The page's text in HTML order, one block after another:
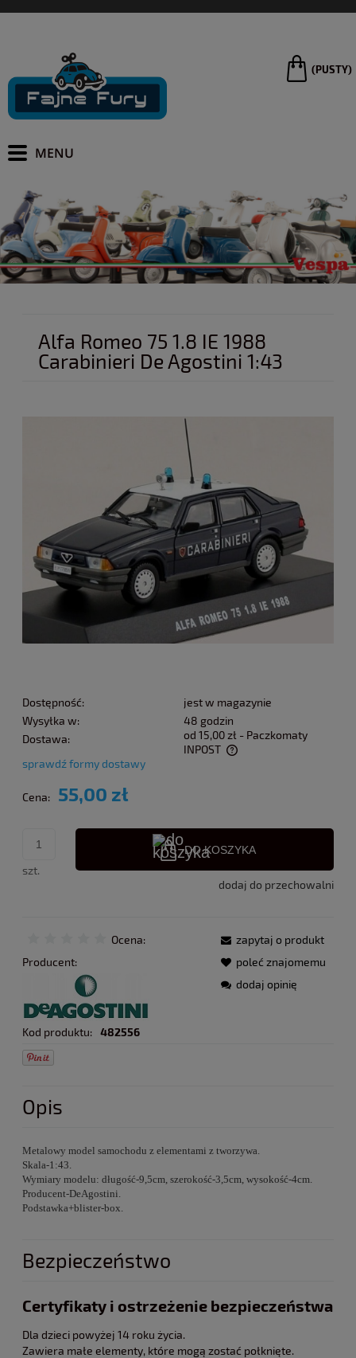
(PUSTY)
Alfa Romeo 75 1.8 IE 1988
Carabinieri De Agostini 1:43
Dostępność:
jest w magazynie
Wysyłka w:
48 godzin
Dostawa:
od 15,00 zł - Paczkomaty
INPOST
Cena nie zawiera ewentualnych kosztów płatności
sprawdź formy dostawy
Cena: 55,00 zł
szt.
DO KOSZYKA
dodaj do przechowalni
Ocena:
Producent:
Kod produktu: 482556
zapytaj o produkt
poleć znajomemu
dodaj opinię
Opis
Metalowy model samochodu z elementami z tworzywa.
Skala-1:43.
Wymiary modelu: długość-9,5cm, szerokość-3,5cm, wysokość-4cm.
Producent-DeAgostini.
Podstawka+blister-box.
Bezpieczeństwo
Certyfikaty i ostrzeżenie bezpieczeństwa
Dla dzieci powyżej 14 roku życia.
Zawiera małe elementy, które mogą zostać połknięte.